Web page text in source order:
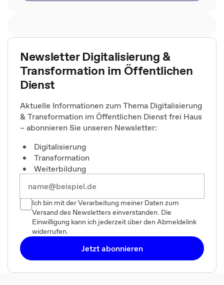
Newsletter Digitalisierung &
Transformation im Öffentlichen
Dienst
Aktuelle Informationen zum Thema Digitalisierung
& Transformation im Öffentlichen Dienst frei Haus
– abonnieren Sie unseren Newsletter:
Digitalisierung
Transformation
Weiterbildung
Ich bin mit der Verarbeitung meiner Daten zum
Versand des Newsletters einverstanden. Die
Einwilligung kann ich jederzeit über den Abmeldelink
widerrufen.
Jetzt abonnieren